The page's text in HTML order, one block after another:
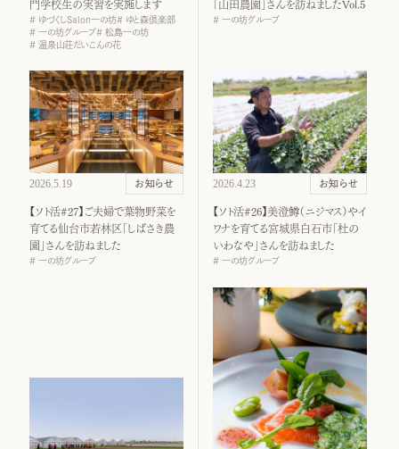
門学校生の実習を実施します
ゆづくしSalon一の坊
ゆと森倶楽部
一の坊グループ
松島一の坊
温泉山荘だいこんの花
「山田農園」さんを訪ねましたVol.5
一の坊グループ
2026.5.19 お知らせ
【ソト活#27】ご夫婦で葉物野菜を
育てる仙台市若林区「しばさき農
園」さんを訪ねました
一の坊グループ
2026.4.23 お知らせ
【ソト活#26】美澄鱒（ニジマス）やイ
ワナを育てる宮城県白石市「杜の
いわなや」さんを訪ねました
一の坊グループ